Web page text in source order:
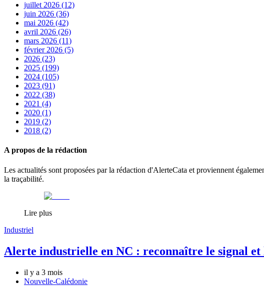
juillet 2026 (12)
juin 2026 (36)
mai 2026 (42)
avril 2026 (26)
mars 2026 (11)
février 2026 (5)
2026 (23)
2025 (199)
2024 (105)
2023 (91)
2022 (38)
2021 (4)
2020 (1)
2019 (2)
2018 (2)
A propos de la rédaction
Les actualités sont proposées par la rédaction d'AlerteCata et proviennent
la traçabilité.
Lire plus
Industriel
Alerte industrielle en NC : reconnaître le signal et
il y a 3 mois
Nouvelle-Calédonie